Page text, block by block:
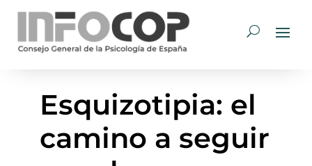
Esquizotipia: el
camino a seguir